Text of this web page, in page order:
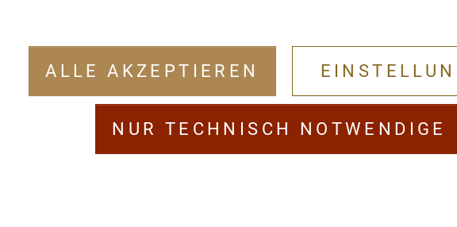
ALLE AKZEPTIEREN
NUR TECHNISCH NOTWENDIGE